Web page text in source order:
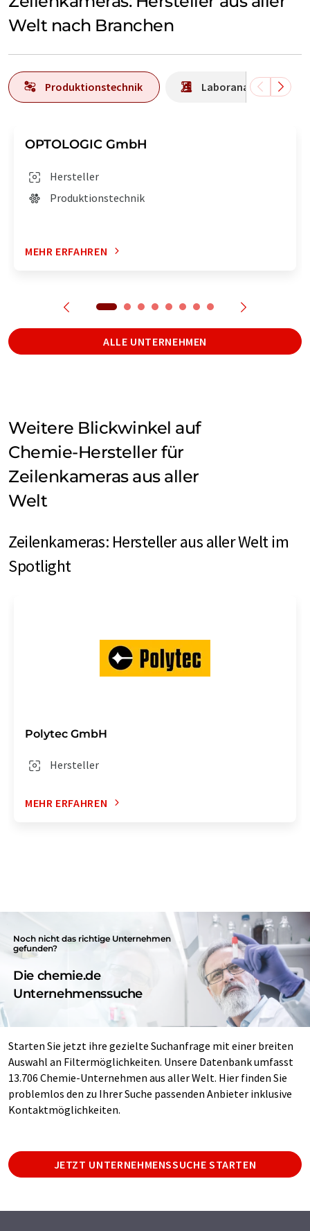
Welt nach Branchen
Produktionstechnik Laboranalytik /
OPTOLOGIC GmbH
Hersteller
Produktionstechnik
MEHR ERFAHREN
ALLE UNTERNEHMEN
Weitere Blickwinkel auf
Chemie-Hersteller für
Zeilenkameras aus aller
Welt
Zeilenkameras: Hersteller aus aller Welt im
Spotlight
Polytec GmbH
Hersteller
MEHR ERFAHREN
Noch nicht das richtige Unternehmen
gefunden?
Die chemie.de
Unternehmenssuche
Starten Sie jetzt ihre gezielte Suchanfrage mit einer breiten
Auswahl an Filtermöglichkeiten. Unsere Datenbank umfasst
13.706 Chemie-Unternehmen aus aller Welt. Hier finden Sie
problemlos den zu Ihrer Suche passenden Anbieter inklusive
Kontaktmöglichkeiten.
JETZT UNTERNEHMENSSUCHE STARTEN